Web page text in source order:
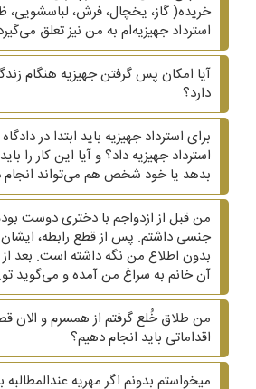
خریده( گاز، یخچال، فرش، لباسشویی،
استرداد جهیزیه‌ام به من نیز تعلق
آیا امکان پس گرفتن جهیزیه هنگام
دارد؟
برای استرداد جهیزیه باید ابتدا در
استرداد جهیزیه داد؟ و آیا این کار را
بدهد یا خود شخص هم می‌تواند
من قبل از ازدواجم با دختری دوست
جنسی داشتم. پس از قطع رابطه، ایشان
بدون اطلاع من نگه داشته است. بعد از
آن خانم به سراغ من آمده و می‌گوید
من طلاق خُلع گرفتم از همسرم و الان
اقداماتی باید انجام دهیم؟
میخواستم بدونم اگر مهریه عندالمطالبه